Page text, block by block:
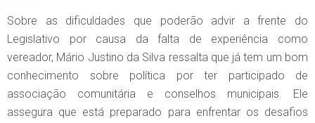
Sobre as dificuldades que poderão advir a frente do
Legislativo por causa da falta de experiência como
vereador, Mário Justino da Silva ressalta que já tem um bom
conhecimento sobre política por ter participado de
associação comunitária e conselhos municipais. Ele
assegura que está preparado para enfrentar os desafios